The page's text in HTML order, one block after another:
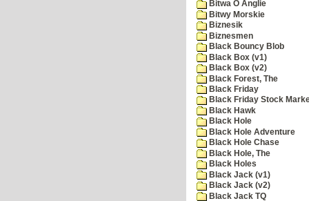
Bitwa O Anglie
Bitwy Morskie
Biznesik
Biznesmen
Black Bouncy Blob
Black Box (v1)
Black Box (v2)
Black Forest, The
Black Friday
Black Friday Stock
Black Hawk
Black Hole
Black Hole Adventure
Black Hole Chase
Black Hole, The
Black Holes
Black Jack (v1)
Black Jack (v2)
Black Jack TQ